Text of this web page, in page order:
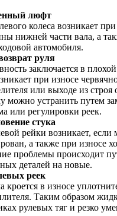
люфт
колеса возникает
нижней части вала, а
автомобиля.
руля
заключается в
при износе
или выходе из
можно устранить путем
или регулировки реек.
стука
рейки возникает, если
а также при износе
проблемы происходит
деталей на новые.
реек
кроется в износе
Таким образом
рулевых тяг и резко